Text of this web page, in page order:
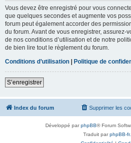
Vous devez être enregistré pour vous
que quelques secondes et augmente vos
forum peut également accorder des
du forum. Avant de vous enregistrer, assurez-
de nos conditions d’utilisation et de notre
de bien lire tout le règlement du forum.
Conditions d’utilisation | Politique de
S’enregistrer
Index du forum Supprimer les
Développé parphpBB® Forum
Traduit parphpBB-